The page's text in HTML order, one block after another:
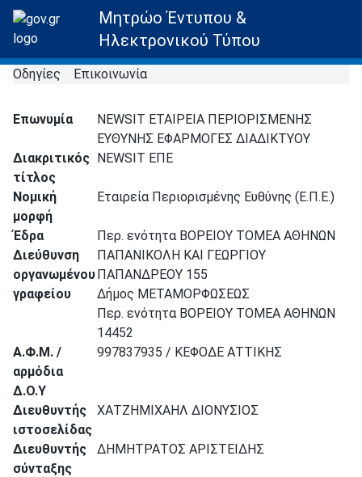
Μητρώο Έντυπου &
Ηλεκτρονικού Τύπου
Οδηγίες Επικοινωνία
Επωνυμία
NEWSIT ΕΤΑΙΡΕΙΑ ΠΕΡΙΟΡΙΣΜΕΝΗΣ
ΕΥΘΥΝΗΣ ΕΦΑΡΜΟΓΕΣ ΔΙΑΔΙΚΤΥΟΥ
Διακριτικός
τίτλος
NEWSIT ΕΠΕ
Νομική
μορφή
Εταιρεία Περιορισμένης Ευθύνης (Ε.Π.Ε.)
Έδρα
Περ. ενότητα ΒΟΡΕΙΟΥ ΤΟΜΕΑ ΑΘΗΝΩΝ
Διεύθυνση
οργανωμένου
γραφείου
ΠΑΠΑΝΙΚΟΛΗ ΚΑΙ ΓΕΩΡΓΙΟΥ
ΠΑΠΑΝΔΡΕΟΥ 155
Δήμος ΜΕΤΑΜΟΡΦΩΣΕΩΣ
Περ. ενότητα ΒΟΡΕΙΟΥ ΤΟΜΕΑ ΑΘΗΝΩΝ
14452
Α.Φ.Μ. /
αρμόδια
Δ.Ο.Υ
997837935 / ΚΕΦΟΔΕ ΑΤΤΙΚΗΣ
Διευθυντής
ιστοσελίδας
ΧΑΤΖΗΜΙΧΑΗΛ ΔΙΟΝΥΣΙΟΣ
Διευθυντής
σύνταξης
ΔΗΜΗΤΡΑΤΟΣ ΑΡΙΣΤΕΙΔΗΣ